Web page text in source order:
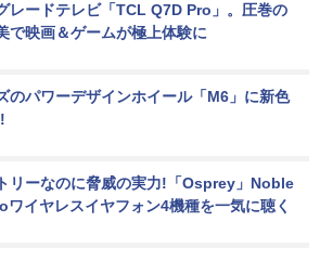
レードテレビ「TCL Q7D Pro」。圧巻の
で映画＆ゲームが極上体験に
のパワーデザインホイール「M6」に新色
リーなのに脅威の実力!「Osprey」Noble
イヤレスイヤフォン4機種を一気に聴く